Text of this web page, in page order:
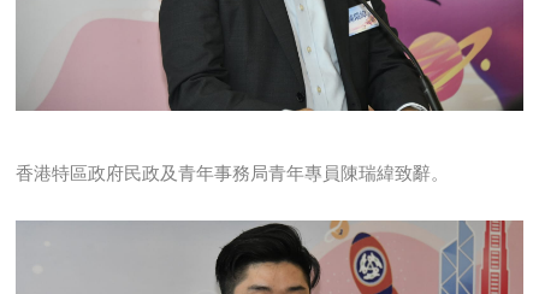
香港特區政府民政及青年事務局青年專員陳瑞緯致辭。